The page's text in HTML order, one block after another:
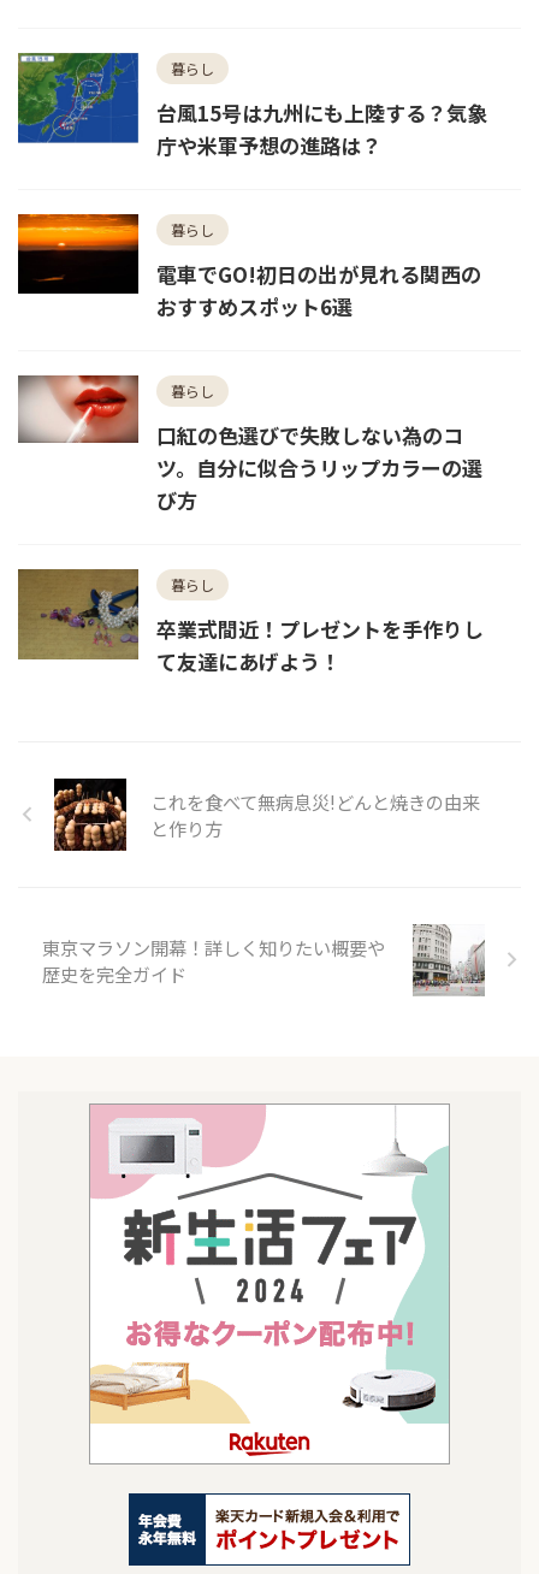
暮らし
台風15号は九州にも上陸する？気象
庁や米軍予想の進路は？
暮らし
電車でGO!初日の出が見れる関西の
おすすめスポット6選
暮らし
口紅の色選びで失敗しない為のコ
ツ。自分に似合うリップカラーの選
び方
暮らし
卒業式間近！プレゼントを手作りし
て友達にあげよう！
これを食べて無病息災!どんと焼きの由来
と作り方
東京マラソン開幕！詳しく知りたい概要や
歴史を完全ガイド